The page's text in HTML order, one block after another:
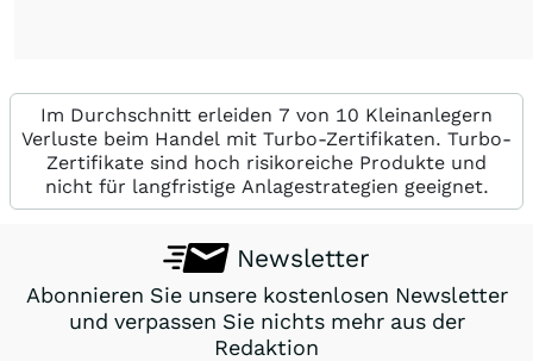
Im Durchschnitt erleiden 7 von 10 Kleinanlegern
Verluste beim Handel mit Turbo-Zertifikaten. Turbo-
Zertifikate sind hoch risikoreiche Produkte und
nicht für langfristige Anlagestrategien geeignet.
Newsletter
Abonnieren Sie unsere kostenlosen Newsletter
und verpassen Sie nichts mehr aus der
Redaktion